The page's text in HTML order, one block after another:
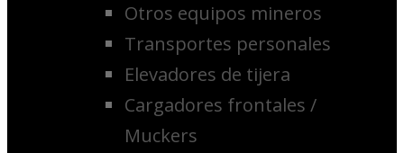
Otros equipos mineros
Transportes personales
Elevadores de tijera
Cargadores frontales /
Muckers